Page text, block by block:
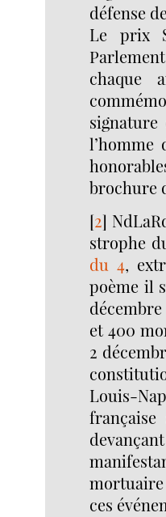
défense
Le prix
chaque
brochure
[2]
strophe
du 4,
poème il
et 400
2
Louis-
mortuaire
ces